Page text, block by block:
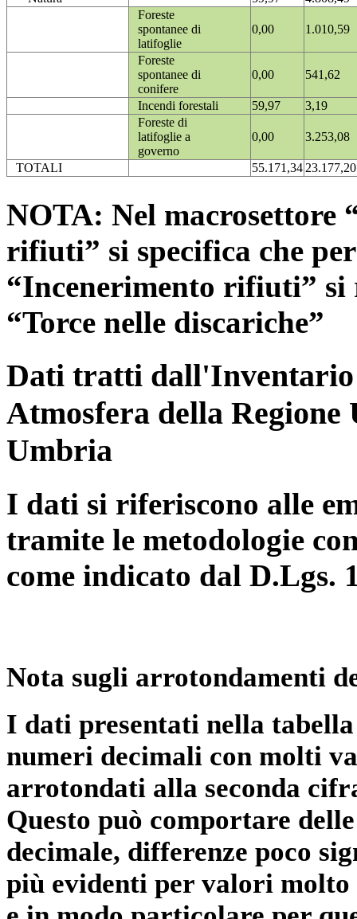
Foreste
spontanee di
latifoglie
0,00 1.010,59
Foreste
spontanee di
conifere
0,00 541,62
Incendi forestali 59,97
3,19
Foreste di
latifoglie a
governo
0,00 3.253,08
TOTALI 55.171,3423.177,20
NOTA: Nel macrosettore
rifiuti” si specifica che
“Incenerimento rifiuti”
“Torce nelle discariche”
Dati tratti dall'Inventario
Atmosfera della
Umbria
I dati si riferiscono alle
tramite le metodologie
come indicato dal D.Lgs.
Nota sugli arrotondamenti
I dati presentati nella
numeri decimali con molti
arrotondati alla seconda
Questo può comportare
decimale, differenze poco
più evidenti per valori